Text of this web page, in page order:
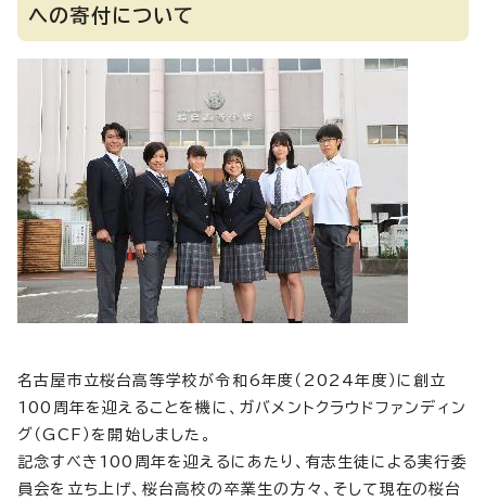
への寄付について
名古屋市立桜台高等学校が令和6年度（2024年度）に創立
100周年を迎えることを機に、ガバメントクラウドファンディン
グ（GCF）を開始しました。
記念すべき100周年を迎えるにあたり、有志生徒による実行委
員会を立ち上げ、桜台高校の卒業生の方々、そして現在の桜台